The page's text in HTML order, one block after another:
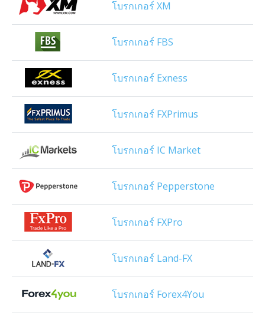
โบรกเกอร์ XM
โบรกเกอร์ FBS
โบรกเกอร์ Exness
โบรกเกอร์ FXPrimus
โบรกเกอร์ IC Market
โบรกเกอร์ Pepperstone
โบรกเกอร์ FXPro
โบรกเกอร์ Land-FX
โบรกเกอร์ Forex4You